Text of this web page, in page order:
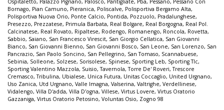
Ospitaletto, Palazzo Pignano, Palosco, Pantigliate, Pba, Pessano, Pessano Con
Bornago, Pian Camuno, Pieranica, Poliscalve, Polisportiva Bergamo Alta,
Polisportiva Nuova Orio, Ponte Calcio, Pontida, Pozzuolo, Pradalunghese,
Presezzo, Prezzatese, Primula Barbata, Real Bolgare, Real Borgogna, Real Pol.
Calcinatese, Real Rovato, Ripaltese, Rodengo, Romanengo, Roncola, Rovetta,
Sabbio, Saiano, San Francesco Virescit, San Giorgio Cellatica, San Giovanni
Bianco, San Giovanni Bienno, San Giovanni Bosco, San Leone, San Lorenzo, San
Pancrazio, San Paolo Soncino, San Pellegrino, San Tomaso, Scannabuese,
Sebinia, Solleone, Solzese, Sorisolese, Spinese, Sporting Leb, Sporting Tlc,
Sporting Valentino Mazzola, Suisio,Tavernola,Torre De' Roveri,Trescore
Cremasco,Tribulina, Ubialese, Unica Futura, Unitas Coccaglio, United Urgnano,
Uso Zanica, Utd Urgnano, Valle Imagna, Valserina, Valtrighe, Verdellinese,
Vidalengo, Villa D'adda, Villa D'ogna, Villese, Virtus Lovere, Virtus Oratorio
Gazzaniga, Virtus Oratorio Petosino, Voluntas Osio, Zogno 98